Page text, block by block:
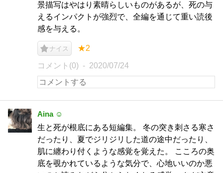
景描写はやはり素晴らしいものがあるが、死の与
えるインパクトが強烈で、全編を通じて重い読後
感を与える。
ナイス ★2
コメント(0) 2020/07/24
Aina ☺︎
生と死が根底にある短編集。 冬の突き刺さる寒さ
だったり、夏でジリジリした道の途中だったり、
肌に纏わり付くような感覚を覚えた。 こころの奥
底を覗かれているような気分で、心地いいのか悪